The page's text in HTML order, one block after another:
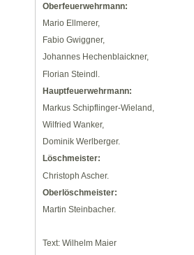
Oberfeuerwehrmann:
Mario Ellmerer,
Fabio Gwiggner,
Johannes Hechenblaickner,
Florian Steindl.
Hauptfeuerwehrmann:
Markus Schipflinger-Wieland,
Wilfried Wanker,
Dominik Werlberger.
Löschmeister:
Christoph Ascher.
Oberlöschmeister:
Martin Steinbacher.
Text: Wilhelm Maier